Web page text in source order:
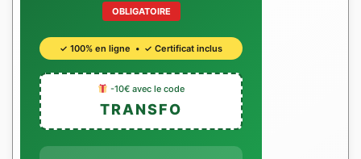
OBLIGATOIRE
✓ 100% en ligne • ✓ Certificat inclus
-10€ avec le code
TRANSFO